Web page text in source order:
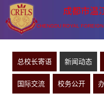
成都市温
CHENGDU ROYAL
总校长寄语 新闻动态
国际交流 校务公开